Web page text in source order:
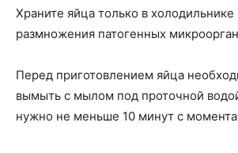
Храните яйца только в
размножения патогенных
Перед приготовлением яйца
вымыть с мылом под проточной
нужно не меньше 10 минут с момента